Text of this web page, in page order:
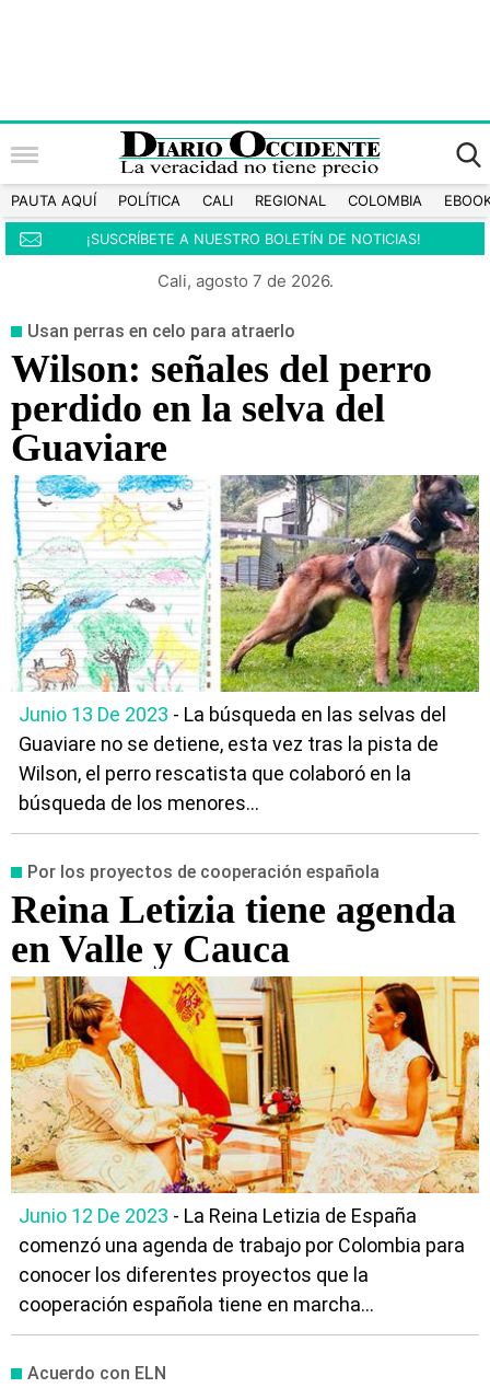
PAUTA AQUÍ POLÍTICA CALI REGIONAL COLOMBIA
¡SUSCRÍBETE A NUESTRO BOLETÍN DE NOTICIAS!
Cali, agosto 7 de 2026.
Usan perras en celo para atraerlo
Wilson: señales del perro
perdido en la selva del
Guaviare
Junio 13 De 2023 - La búsqueda en las selvas del
Guaviare no se detiene, esta vez tras la pista de
Wilson, el perro rescatista que colaboró en la
búsqueda de los menores...
Por los proyectos de cooperación española
Reina Letizia tiene agenda
en Valle y Cauca
Junio 12 De 2023 - La Reina Letizia de España
comenzó una agenda de trabajo por Colombia para
conocer los diferentes proyectos que la
cooperación española tiene en marcha...
Acuerdo con ELN